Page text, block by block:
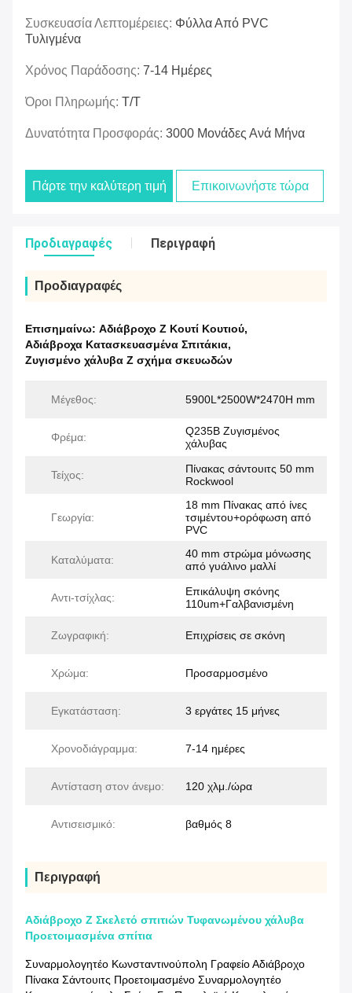
Συσκευασία Λεπτομέρειες: Φύλλα Από PVC
Τυλιγμένα
Χρόνος Παράδοσης: 7-14 Ημέρες
Όροι Πληρωμής: Τ/Τ
Δυνατότητα Προσφοράς: 3000 Μονάδες Ανά Μήνα
Πάρτε την καλύτερη τιμή Επικοινωνήστε τώρα
Προδιαγραφές Περιγραφή
Προδιαγραφές
Επισημαίνω: Αδιάβροχο Z Κουτί Κουτιού,
Αδιάβροχα Κατασκευασμένα Σπιτάκια,
Ζυγισμένο χάλυβα Z σχήμα σκευωδών
Μέγεθος: 5900L*2500W*2470H mm
Φρέμα:
Q235B Ζυγισμένος
χάλυβας
Τείχος:
Πίνακας σάντουιτς 50 mm
Rockwool
Γεωργία:
18 mm Πίνακας από ίνες
τσιμέντου+ορόφωση από
PVC
Καταλύματα:
40 mm στρώμα μόνωσης
από γυάλινο μαλλί
Αντι-τσίχλας:
Επικάλυψη σκόνης
110um+Γαλβανισμένη
Ζωγραφική: Επιχρίσεις σε σκόνη
Χρώμα: Προσαρμοσμένο
Εγκατάσταση: 3 εργάτες 15 μήνες
Χρονοδιάγραμμα: 7-14 ημέρες
Αντίσταση στον άνεμο: 120 χλμ./ώρα
Αντισεισμικό: βαθμός 8
Περιγραφή
Αδιάβροχο Z Σκελετό σπιτιών Τυφανωμένου χάλυβα
Προετοιμασμένα σπίτια
Συναρμολογητέο Κωνσταντινούπολη Γραφείο Αδιάβροχο
Πίνακα Σάντουιτς Προετοιμασμένο Συναρμολογητέο